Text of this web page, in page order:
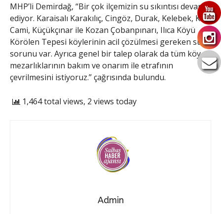
MHP’li Demirdağ, “Bir çok ilçemizin su sıkıntısı devam
ediyor. Karaisalı Karakılıç, Cingöz, Durak, Kelebek, Kıllı
Cami, Küçükçınar ile Kozan Çobanpınarı, Ilıca Köyü
Körölen Tepesi köylerinin acil çözülmesi gereken su
sorunu var. Ayrıca genel bir talep olarak da tüm köy
mezarlıklarının bakım ve onarım ile etrafının
çevrilmesini istiyoruz.” çağrısında bulundu.
1,464 total views, 2 views today
Admin